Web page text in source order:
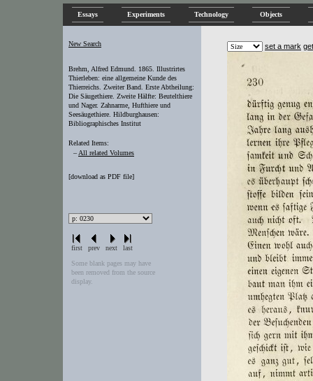
Essays Experiments Technology Objects
New Search
Brehm, Alfred Edmund. 1865. Illustrirtes
Thierleben: eine allgemeine Kunde des
Thierreichs. Zweiter Band. Erste Abtheilung:
Die Säugethiere. Zweite Hälfte: Beutelthiere
und Nager. Zahnarme, Hufthiere und
Seesäugethiere. Hildburghausen:
Bibliographisches Institut
Related Items:
– All related Volumes
[download as PDF file]
first prev next
last
Some blank pages may have
been removed from the source
display.
set a mark